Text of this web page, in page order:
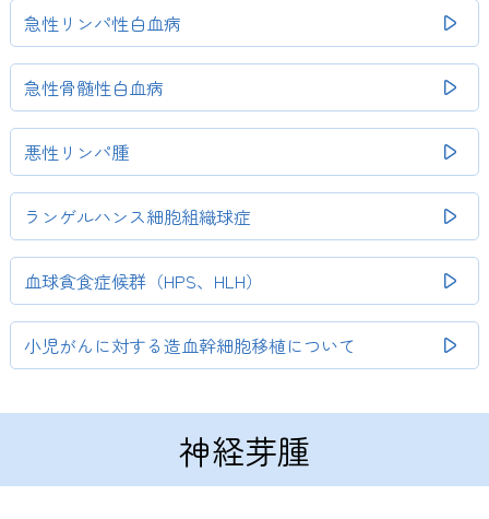
急性リンパ性白血病
急性骨髄性白血病
悪性リンパ腫
ランゲルハンス細胞組織球症
血球貪食症候群（HPS、HLH）
小児がんに対する造血幹細胞移植について
神経芽腫